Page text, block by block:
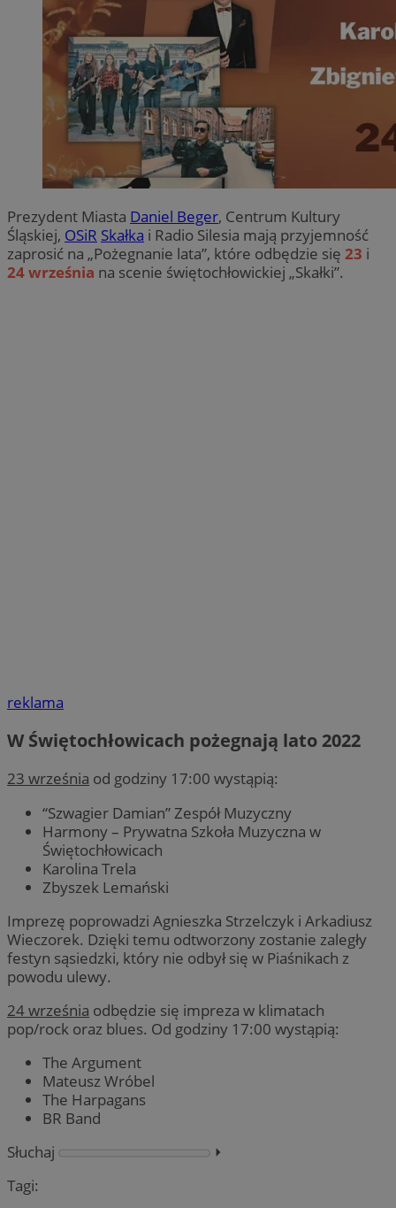
Prezydent Miasta Daniel Beger, Centrum Kultury
Śląskiej, OSiR Skałka i Radio Silesia mają przyjemność
zaprosić na „Pożegnanie lata”, które odbędzie się 23 i
24 września na scenie świętochłowickiej „Skałki”.
reklama
W Świętochłowicach pożegnają lato 2022
23 września od godziny 17:00 wystąpią:
“Szwagier Damian” Zespół Muzyczny
Harmony – Prywatna Szkoła Muzyczna w
Świętochłowicach
Karolina Trela
Zbyszek Lemański
Imprezę poprowadzi Agnieszka Strzelczyk i Arkadiusz
Wieczorek. Dzięki temu odtworzony zostanie zaległy
festyn sąsiedzki, który nie odbył się w Piaśnikach z
powodu ulewy.
24 września odbędzie się impreza w klimatach
pop/rock oraz blues. Od godziny 17:00 wystąpią:
The Argument
Mateusz Wróbel
The Harpagans
BR Band
Słuchaj
⏵︎
Tagi: